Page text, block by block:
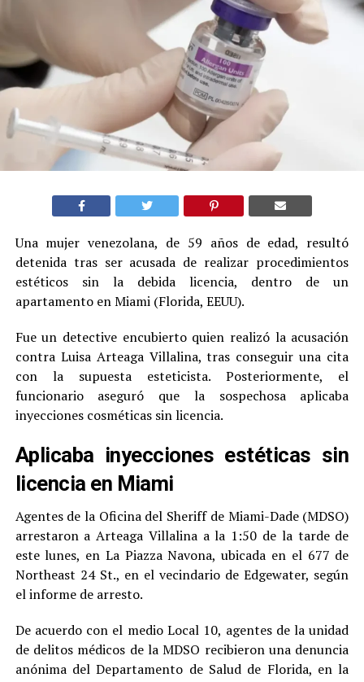
Una mujer venezolana, de 59 años de edad, resultó
detenida tras ser acusada de realizar procedimientos
estéticos sin la debida licencia, dentro de un
apartamento en Miami (Florida, EEUU).
Fue un detective encubierto quien realizó la acusación
contra Luisa Arteaga Villalina, tras conseguir una cita
con la supuesta esteticista. Posteriormente, el
funcionario aseguró que la sospechosa aplicaba
inyecciones cosméticas sin licencia.
Aplicaba inyecciones estéticas sin
licencia en Miami
Agentes de la Oficina del Sheriff de Miami-Dade (MDSO)
arrestaron a Arteaga Villalina a la 1:50 de la tarde de
este lunes, en La Piazza Navona, ubicada en el 677 de
Northeast 24 St., en el vecindario de Edgewater, según
el informe de arresto.
De acuerdo con el medio Local 10, agentes de la unidad
de delitos médicos de la MDSO recibieron una denuncia
anónima del Departamento de Salud de Florida, en la